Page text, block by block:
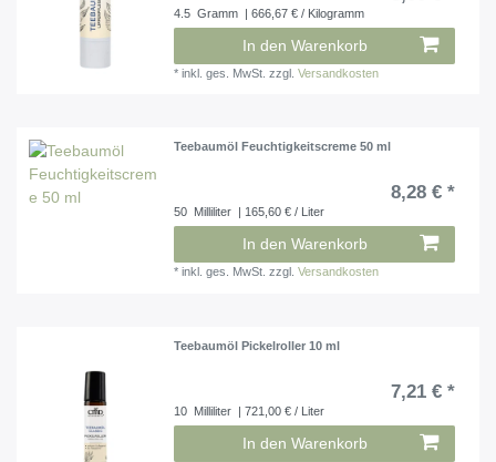
4.5 Gramm | 666,67 € / Kilogramm
In den Warenkorb
*inkl. ges. MwSt. zzgl.Versandkosten
Teebaumöl Feuchtigkeitscreme 50 ml
8,28 € *
50 Milliliter | 165,60 € / Liter
In den Warenkorb
*inkl. ges. MwSt. zzgl.Versandkosten
Teebaumöl Pickelroller 10 ml
7,21 € *
10 Milliliter | 721,00 € / Liter
In den Warenkorb